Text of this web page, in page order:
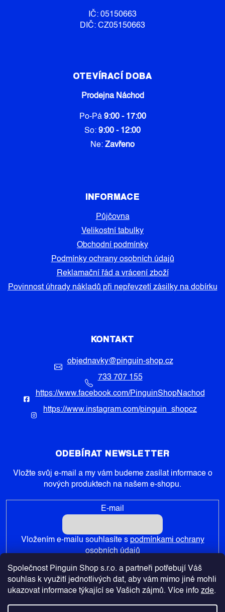
Společnost Pinguin Shop s.r.o. a partneři potřebují Váš
souhlas k využití jednotlivých dat, aby vám mimo jiné mohli
ukazovat informace týkající se Vašich zájmů. Více info zde.
IČ: 05150663
DIČ: CZ05150663
OTEVÍRACÍ DOBA
Prodejna Náchod
Po-Pá 9:00 - 17:00
So: 9:00 - 12:00
Ne: Zavřeno
INFORMACE
Půjčovna
Velikostní tabulky
Obchodní podmínky
Podmínky ochrany osobních údajů
Reklamační řád a vrácení zboží
Povinnost úhrady nákladů při nepřevzetí zásilky na dobírku
KONTAKT
objednavky@pinguin-shop.cz
733 707 155
https://www.facebook.com/PinguinShopNachod
https://www.instagram.com/pinguin_shopcz
ODEBÍRAT NEWSLETTER
Vložte svůj e-mail a my vám budeme zasílat informace o
nových produktech na našem e-shopu.
E-mail
Vložením e-mailu souhlasíte s podmínkami ochrany
osobních údajů
PŘIHLÁSIT SE